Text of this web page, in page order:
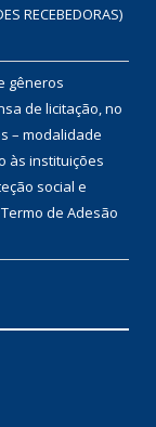
RECEBEDORAS)
gêneros
de licitação, no
– modalidade
às instituições
social e
de Adesão